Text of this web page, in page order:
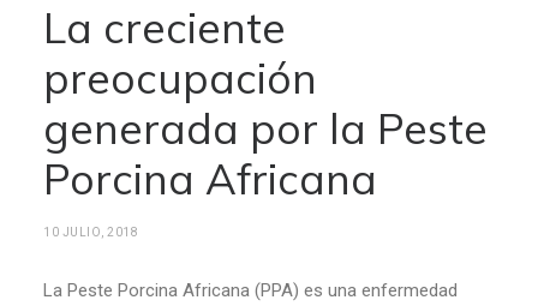
La creciente
preocupación
generada por la Peste
Porcina Africana
10 JULIO, 2018
La Peste Porcina Africana (PPA) es una enfermedad